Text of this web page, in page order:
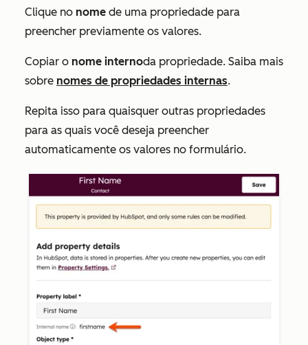
Clique no nome de uma propriedade para
preencher previamente os valores.
Copiar o nome internoda propriedade. Saiba mais
sobre nomes de propriedades internas.
Repita isso para quaisquer outras propriedades
para as quais você deseja preencher
automaticamente os valores no formulário.